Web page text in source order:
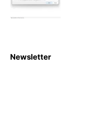
Newsletter